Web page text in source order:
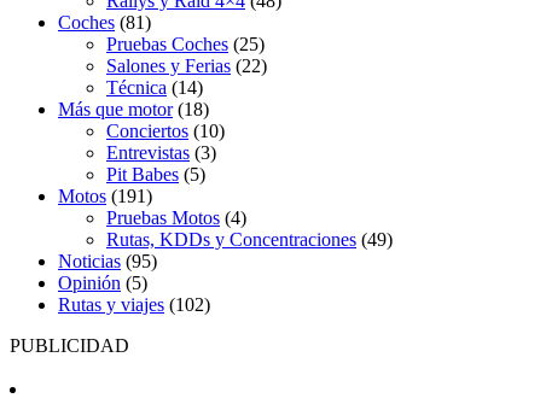
Coches (81)
Pruebas Coches (25)
Salones y Ferias (22)
Técnica (14)
Más que motor(18)
Conciertos (10)
Entrevistas (3)
Pit Babes (5)
Motos (191)
Pruebas Motos (4)
Rutas, KDDs y Concentraciones (49)
Noticias (95)
Opinión (5)
Rutas y viajes (102)
PUBLICIDAD